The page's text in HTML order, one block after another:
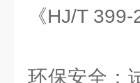
《HJ/T
环保安全：